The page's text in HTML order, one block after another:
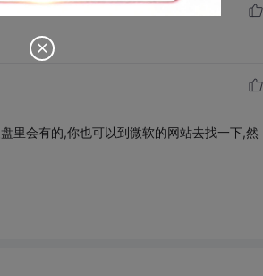
里会有的,你也可以到微软的网站去找一下,然